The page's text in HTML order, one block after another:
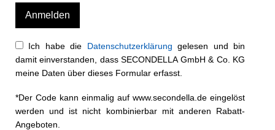
Ich habe die Datenschutzerklärung gelesen und bin
damit einverstanden, dass SECONDELLA GmbH & Co. KG
meine Daten über dieses Formular erfasst.
*Der Code kann einmalig auf www.secondella.de eingelöst
werden und ist nicht kombinierbar mit anderen Rabatt-
Angeboten.